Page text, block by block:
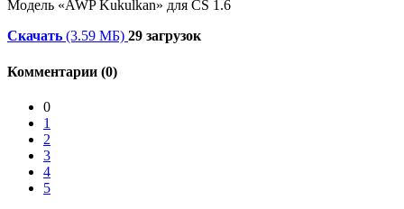
Модель «AWP Kukulkan» для CS 1.6
Скачать (3.59 МБ) 29 загрузок
Комментарии (0)
0
1
2
3
4
5